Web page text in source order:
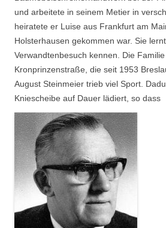
und arbeitete in seinem Metier in
heiratete er Luise aus Frankfurt am
Holsterhausen gekommen war. Sie
Verwandtenbesuch kennen. Die
Kronprinzenstraße, die seit 1953
August Steinmeier trieb viel Sport.
Kniescheibe auf Dauer lädiert, so dass